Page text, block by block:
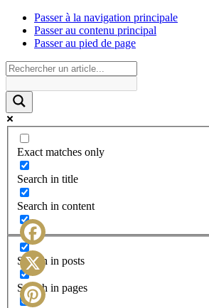
Passer à la navigation principale
Passer au contenu principal
Passer au pied de page
Exact matches only
Search in title
Search in content
Search in posts
Search in pages
Facebook
X